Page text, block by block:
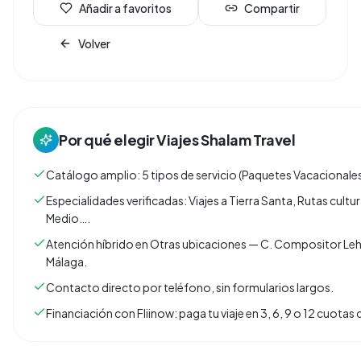
Añadir a favoritos Compartir
Volver
Por qué elegirViajes Shalam Travel
Catálogo amplio: 5 tipos de servicio (Paquetes
Especialidades verificadas: Viajes a Tierra Santa, Rutas
Medio….
Atención híbrido en Otras ubicaciones — C. Compositor
Málaga.
Contacto directo por teléfono, sin formularios largos.
Financiación con Fliinow: paga tu viaje en 3, 6, 9 o 12